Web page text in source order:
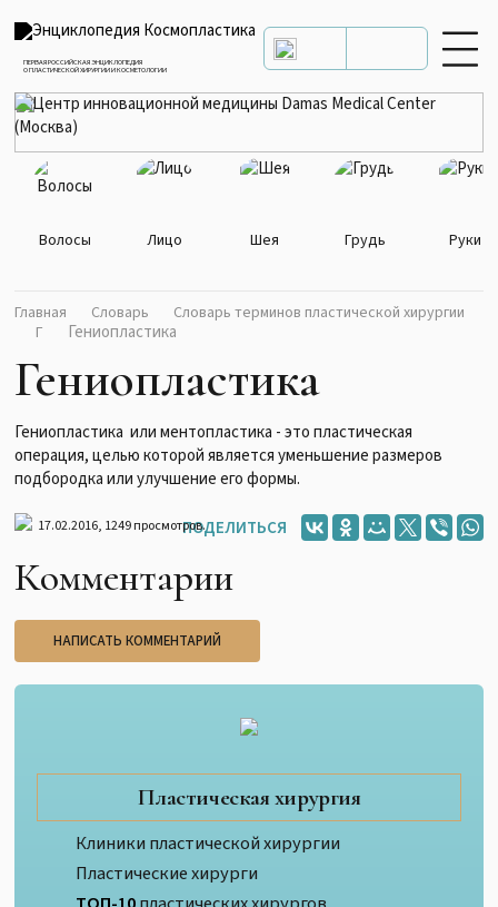
ПЕРВАЯ РОССИЙСКАЯ ЭНЦИКЛОПЕДИЯ
О ПЛАСТИЧЕСКОЙ ХИРУРГИИ И КОСМЕТОЛОГИИ
Волосы Лицо Шея Грудь Руки
Главная Словарь
Словарь терминов пластической хирургии
Г
Гениопластика
Гениопластика
Гениопластика или ментопластика - это пластическая
операция, целью которой является уменьшение размеров
подбородка или улучшение его формы.
17.02.2016, 1249просмотров.ПОДЕЛИТЬСЯ
Комментарии
НАПИСАТЬ КОММЕНТАРИЙ
Пластическая хирургия
Клиники пластической хирургии
Пластические хирурги